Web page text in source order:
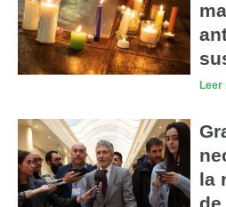
Leer
la
de